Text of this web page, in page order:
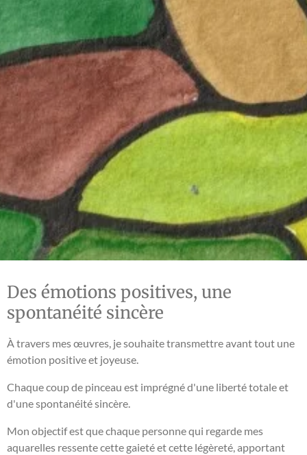
Des émotions positives, une
spontanéité sincère
À travers mes œuvres, je souhaite transmettre avant tout une
émotion positive et joyeuse.
Chaque coup de pinceau est imprégné d'une liberté totale et
d'une spontanéité sincère.
Mon objectif est que chaque personne qui regarde mes
aquarelles ressente cette gaieté et cette légèreté, apportant